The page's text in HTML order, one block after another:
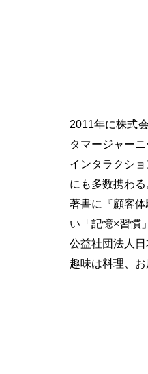
2011年に株式
タマージャー
インタラクシ
にも多数携わる
著書に『顧客
い「記憶×習慣
公益社団法人
趣味は料理、